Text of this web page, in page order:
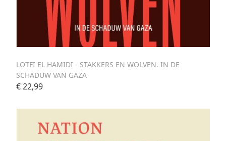
LOTFI EL HAMIDI - STAKKERS EN WOLVEN. IN DE
SCHADUW VAN GAZA
€ 22,99